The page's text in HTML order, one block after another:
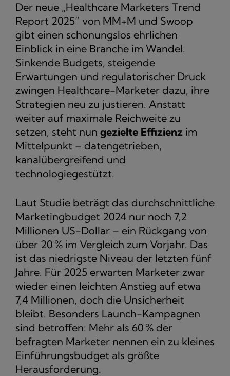
Der neue „Healthcare Marketers Trend
Report 2025“ von MM+M und Swoop
gibt einen schonungslos ehrlichen
Einblick in eine Branche im Wandel.
Sinkende Budgets, steigende
Erwartungen und regulatorischer Druck
zwingen Healthcare-Marketer dazu, ihre
Strategien neu zu justieren. Anstatt
weiter auf maximale Reichweite zu
setzen, steht nun gezielte Effizienz im
Mittelpunkt – datengetrieben,
kanalübergreifend und
technologiegestützt.
Laut Studie beträgt das durchschnittliche
Marketingbudget 2024 nur noch 7,2
Millionen US-Dollar – ein Rückgang von
über 20 % im Vergleich zum Vorjahr. Das
ist das niedrigste Niveau der letzten fünf
Jahre. Für 2025 erwarten Marketer zwar
wieder einen leichten Anstieg auf etwa
7,4 Millionen, doch die Unsicherheit
bleibt. Besonders Launch-Kampagnen
sind betroffen: Mehr als 60 % der
befragten Marketer nennen ein zu kleines
Einführungsbudget als größte
Herausforderung.